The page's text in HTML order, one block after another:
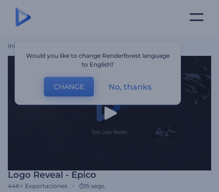
Inicio
Logo Reveal - Épico
44K+ Exportaciones 15 segs.
Would you like to change Renderforest language
to English?
CHANGE No, thanks